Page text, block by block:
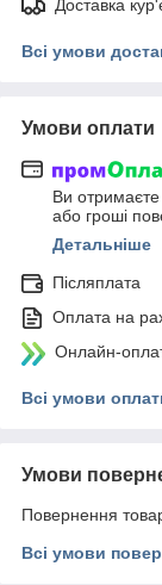
Доставка
Всі умови
Умови оплати
Ви
або гроші
Детальніше
Післяплата
Оплата на
Онлайн-
Всі умови
Умови
Повернення
Всі умови